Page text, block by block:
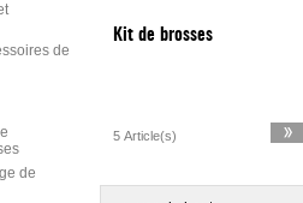
de
de
Kit de brosses
5 Article(s)